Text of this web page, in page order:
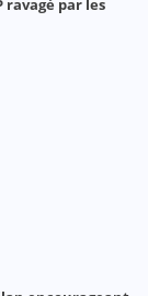
ravagé par les